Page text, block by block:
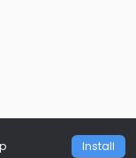
Install